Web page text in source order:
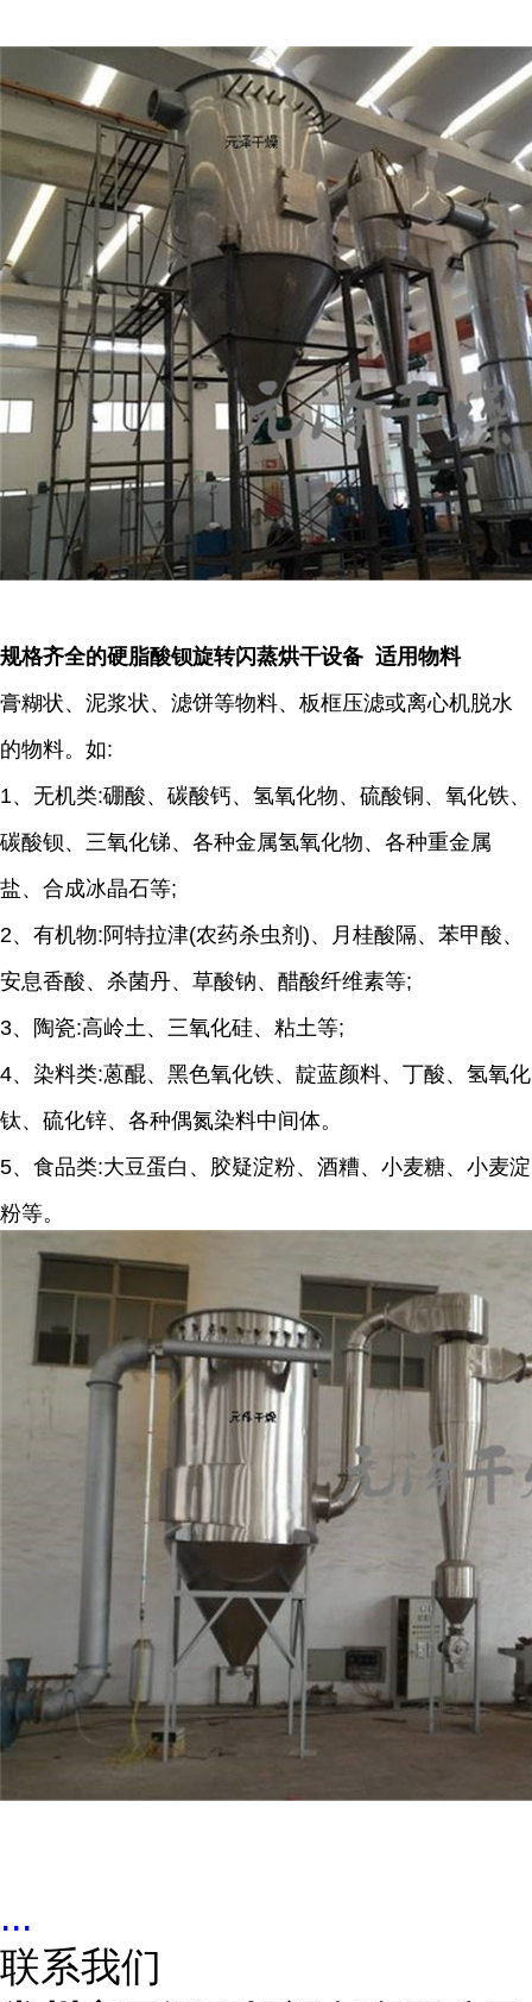
规格齐全的硬脂酸钡旋转闪蒸烘干设备 适用物料
膏糊状、泥浆状、滤饼等物料、板框压滤或离心机脱水
的物料。如:
1、无机类:硼酸、碳酸钙、氢氧化物、硫酸铜、氧化铁、
碳酸钡、三氧化锑、各种金属氢氧化物、各种重金属
盐、合成冰晶石等;
2、有机物:阿特拉津(农药杀虫剂)、月桂酸隔、苯甲酸、
安息香酸、杀菌丹、草酸钠、醋酸纤维素等;
3、陶瓷:高岭土、三氧化硅、粘土等;
4、染料类:蒽醌、黑色氧化铁、靛蓝颜料、丁酸、氢氧化
钛、硫化锌、各种偶氮染料中间体。
5、食品类:大豆蛋白、胶疑淀粉、酒糟、小麦糖、小麦淀
粉等。
...
联系我们